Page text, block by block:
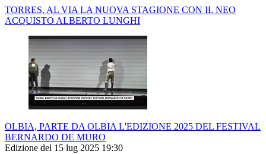
TORRES, AL VIA LA NUOVA STAGIONE CON IL NEO
ACQUISTO ALBERTO LUNGHI
OLBIA, PARTE DA OLBIA L'EDIZIONE 2025 DEL FESTIVAL
BERNARDO DE MURO
Edizione del 15 lug 2025 19:30